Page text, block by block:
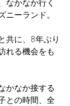
なかなか行く
ーランド。
共に、8年ぶり
れる機会をも
かなか接する
との時間、全